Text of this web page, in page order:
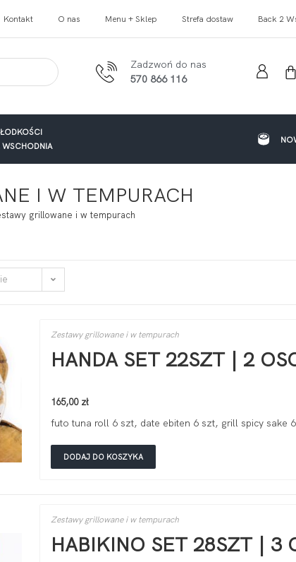
Kontakt O nas Menu + Sklep Strefa dostaw Back 2
Zadzwoń do nas
570 866 116
WSCHODNIA
I W TEMPURACH
grillowane i w tempurach
Zestawy grillowane i w tempurach
HANDA SET 22SZT | 2
165,00 zł
futo tuna roll 6 szt, date ebiten 6 szt, grill spicy sake
DODAJ DO KOSZYKA
Zestawy grillowane i w tempurach
HABIKINO SET 28SZT | 3